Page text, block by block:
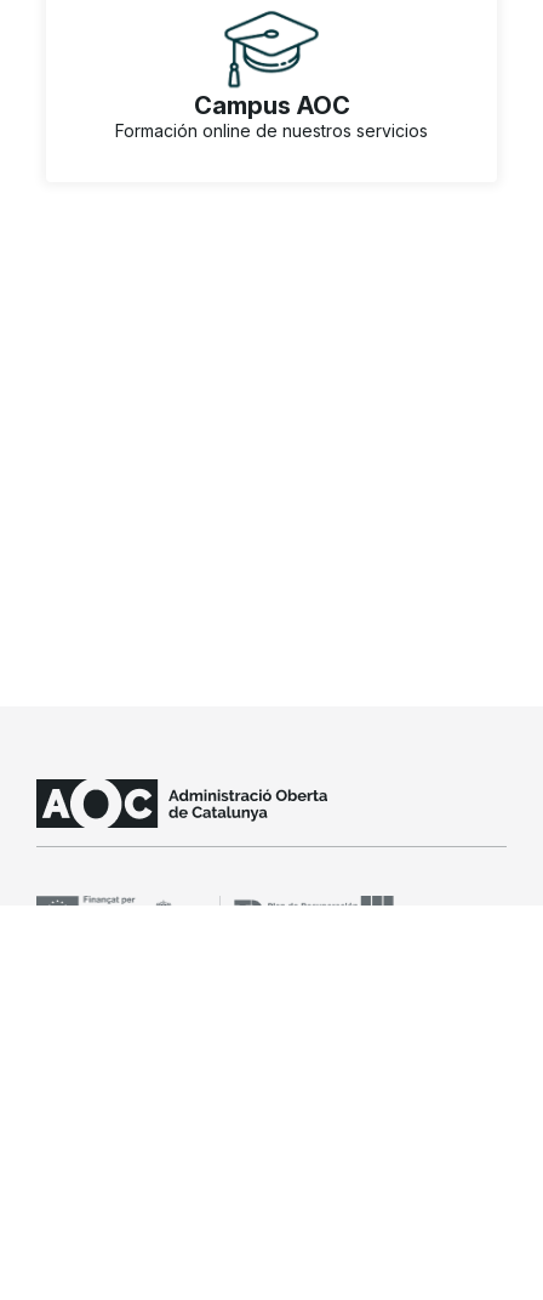
Campus AOC
Formación online de nuestros servicios